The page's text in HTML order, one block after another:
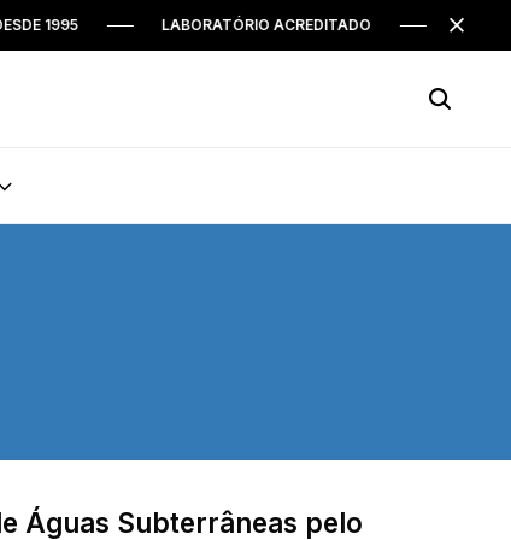
LABORATÓRIO ACREDITADO CLEAN 31
Águas Subterrâneas pelo